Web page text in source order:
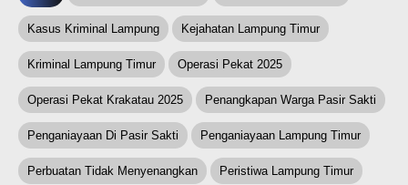
Kasus Kriminal Lampung Kejahatan Lampung Timur
Kriminal Lampung Timur Operasi Pekat 2025
Operasi Pekat Krakatau 2025 Penangkapan Warga Pasir Sakti
Penganiayaan Di Pasir Sakti Penganiayaan Lampung Timur
Perbuatan Tidak Menyenangkan Peristiwa Lampung Timur